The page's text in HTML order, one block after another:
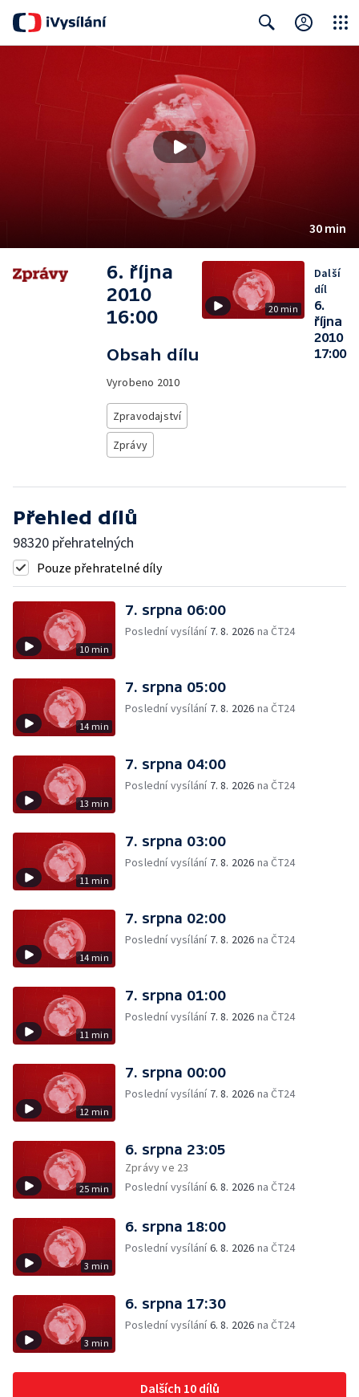
30 min
6. října
2010
16:00
Obsah dílu
Vyrobeno 2010
Zpravodajství
Zprávy
20 min
Další
díl
6.
října
2010
17:00
Přehled dílů
98320 přehratelných
Pouze přehratelné díly
10 min
7. srpna 06:00
Poslední vysílání 7. 8. 2026 na ČT24
14 min
7. srpna 05:00
Poslední vysílání 7. 8. 2026 na ČT24
13 min
7. srpna 04:00
Poslední vysílání 7. 8. 2026 na ČT24
11 min
7. srpna 03:00
Poslední vysílání 7. 8. 2026 na ČT24
14 min
7. srpna 02:00
Poslední vysílání 7. 8. 2026 na ČT24
11 min
7. srpna 01:00
Poslední vysílání 7. 8. 2026 na ČT24
12 min
7. srpna 00:00
Poslední vysílání 7. 8. 2026 na ČT24
25 min
6. srpna 23:05
Zprávy ve 23
Poslední vysílání6. 8. 2026 na ČT24
3 min
6. srpna 18:00
Poslední vysílání6. 8. 2026 na ČT24
3 min
6. srpna 17:30
Poslední vysílání6. 8. 2026 na ČT24
Dalších 10 dílů